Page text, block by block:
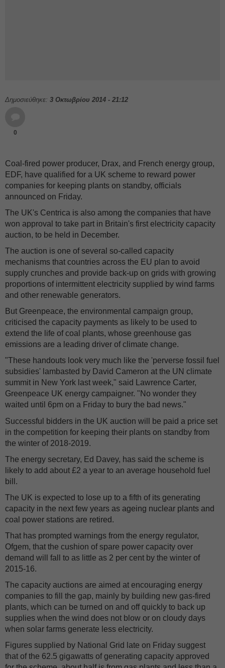
Δημοσιεύθηκε: 3 Οκτωβρίου 2014 - 21:12
0
Coal-fired power producer, Drax, and French energy group,
EDF, have qualified for a UK scheme to reward power
companies for keeping plants on standby, officials
announced on Friday.
The UK's Centrica is also among the companies that have
won approval to take part in Britain's first electricity capacity
auction, to be held in December.
The auction is one of several so-called capacity
mechanisms that countries across the EU plan to avoid
supply crunches and provide back-up on grids with growing
proportions of intermittent electricity supplied by wind farms
and other renewable generators.
But Greenpeace, the environmental campaign group,
criticised the capacity payments as likely to be used to
extend the life of coal plants, whose greenhouse gas
emissions are a leading driver of climate change.
"These handouts look very much like the 'perverse fossil fuel
subsidies' lambasted by David Cameron at the UN climate
summit in New York last week," said Lawrence Carter,
Greenpeace UK energy campaigner. "No wonder they
waited until 6pm on a Friday to bury the bad news."
Successful bidders in the UK auction will be paid a price set
in the competition for keeping their plants on standby from
the winter of 2018-2019.
The energy secretary, Ed Davey, has said the scheme is
likely to add about £2 a year to an average household fuel
bill.
The UK is expected to lose up to a fifth of its generating
capacity in the next few years as ageing nuclear plants and
coal power stations are retired.
That has prompted warnings from the energy regulator,
Ofgem, that the cushion of spare power capacity over
demand will fall to as little as 2 per cent by the winter of
2015-16.
The capacity auctions are aimed at encouraging energy
companies to fill the gap, mainly by building new gas-fired
plants, which can be turned on and off quickly to back up
supplies when the wind does not blow or on cloudy days
when solar farms generate less electricity.
Figures supplied by National Grid late on Friday suggest
that of the 62.5 gigawatts of generating capacity approved